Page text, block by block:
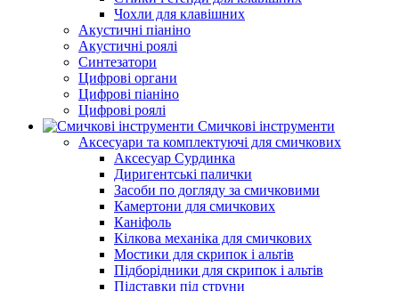
Чохли для клавішних
Акустичні піаніно
Акустичні роялі
Синтезатори
Цифрові органи
Цифрові піаніно
Цифрові роялі
Смичкові інструменти
Аксесуари та комплектуючі для смичкових
Аксесуар Сурдинка
Диригентські палички
Засоби по догляду за смичковими
Камертони для смичкових
Каніфоль
Кілкова механіка для смичкових
Мостики для скрипок і альтів
Підборiдники для скрипок і альтів
Підставки під струни